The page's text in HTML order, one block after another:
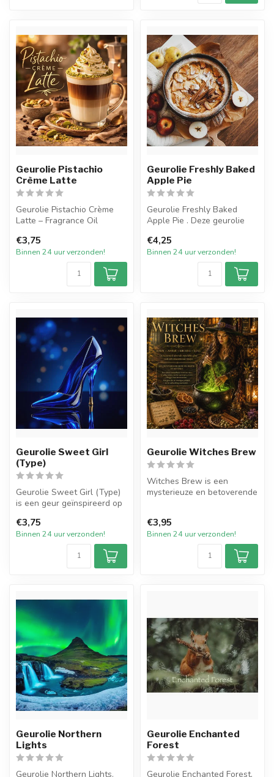
Geurolie Pistachio
Crème Latte
Geurolie Pistachio Crème
Latte – Fragrance Oil
Pistachio Crème Latte is een
w...
€3,75
Binnen 24 uur verzonden!
Geurolie Freshly Baked
Apple Pie
Geurolie Freshly Baked
Apple Pie . Deze geurolie
versgebakken...
€4,25
Binnen 24 uur verzonden!
Geurolie Sweet Girl
(Type)
Geurolie Sweet Girl (Type)
is een geur geïnspireerd op
geu...
€3,75
Binnen 24 uur verzonden!
Geurolie Witches Brew
Witches Brew is een
mysterieuze en betoverende
€3,95
Binnen 24 uur verzonden!
Geurolie Northern
Lights
Geurolie Northern Lights.
Geurolie Enchanted
Forest
Geurolie Enchanted Forest.